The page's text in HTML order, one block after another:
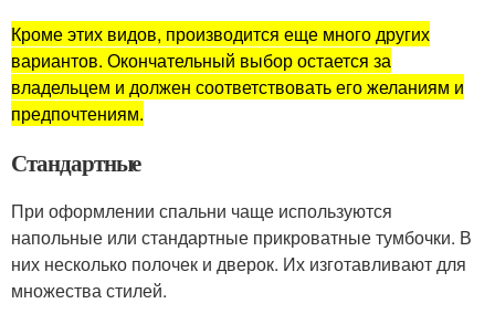
Кроме этих видов, производится еще много других
вариантов. Окончательный выбор остается за
владельцем и должен соответствовать его желаниям и
предпочтениям.
Стандартные
При оформлении спальни чаще используются
напольные или стандартные прикроватные тумбочки. В
них несколько полочек и дверок. Их изготавливают для
множества стилей.